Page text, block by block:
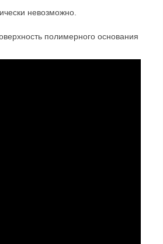
невозможно.
полимерного основания